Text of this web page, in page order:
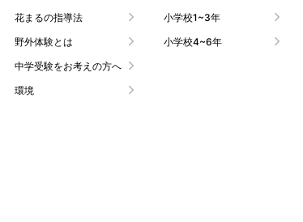
花まるの指導法
野外体験とは
中学受験をお考えの方へ
環境
小学校1~3年
小学校4~6年